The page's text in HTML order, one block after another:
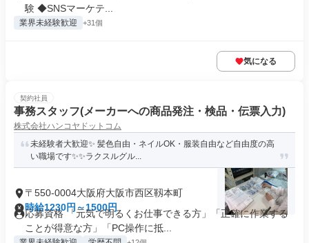
験 ◆SNSマーケテ...
業界未経験歓迎 +31個
気になる
契約社員
事務スタッフ(メーカーへの商品発注・検品・伝票入力)
株式会社ハンコヤドットコム
未経験者大歓迎✨ 髪色自由・ネイルOK・服装自由など自由度の高
い職場です✨✨ラクスルグル...
〒550-0004大阪府大阪市西区靱本町
時給1230円～1500円
応募資格 「元気で明るくお仕事できる方」「正確に作業する
ことが得意な方」「PC操作に抵...